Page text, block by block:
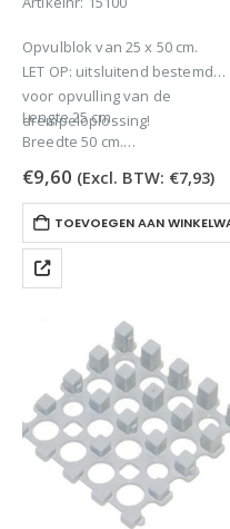
Opvulblok van 25 x 50 cm.
LET OP: uitsluitend bestemd
voor opvulling van de
drempeloplossing!
Lengte 25 cm.
Breedte 50 cm.
Aan 2 zijden voorzien van C-
Locks
Hoogte 5,4 cm….
€9,60 (Excl. BTW: €7,93)
TOEVOEGEN AAN